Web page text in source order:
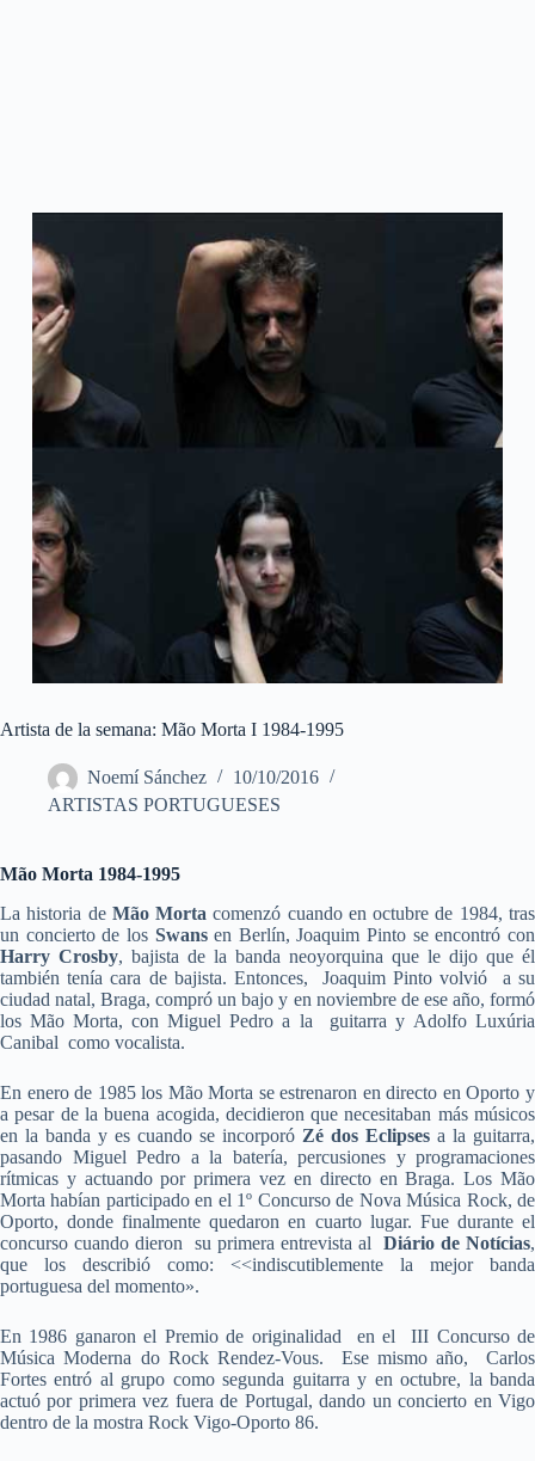
Artista de la semana: Mão Morta I 1984-1995
Noemí Sánchez
10/10/2016
ARTISTAS PORTUGUESES
Mão Morta 1984-1995
La historia de Mão Mortacomenzó cuando en octubre de 1984, tras
un concierto de los Swansen Berlín, Joaquim Pinto se encontró con
Harry Crosby, bajista de la banda neoyorquina que le dijo que él
también tenía cara de bajista. Entonces, Joaquim Pinto volvió a su
ciudad natal, Braga, compró un bajo y en noviembre de ese año, formó
los Mão Morta, con Miguel Pedro a la guitarra y Adolfo Luxúria
Canibal como vocalista.
En enero de 1985 los Mão Morta se estrenaron en directo en Oporto y
a pesar de la buena acogida, decidieron que necesitaban más músicos
en la banda y es cuando se incorporó Zé dos Eclipses a la guitarra,
pasando Miguel Pedro a la batería, percusiones y programaciones
rítmicas y actuando por primera vez en directo en Braga. Los Mão
Morta habían participado en el 1º Concurso de Nova Música Rock, de
Oporto, donde finalmente quedaron en cuarto lugar. Fue durante el
concurso cuando dieron su primera entrevista al Diário de Notícias,
que los describió como: <<indiscutiblemente la mejor banda
portuguesa del momento».
En 1986 ganaron el Premio de originalidad en el III Concurso de
Música Moderna do Rock Rendez-Vous. Ese mismo año, Carlos
Fortes entró al grupo como segunda guitarra y en octubre, la banda
actuó por primera vez fuera de Portugal, dando un concierto en Vigo
dentro de la mostra Rock Vigo-Oporto 86.